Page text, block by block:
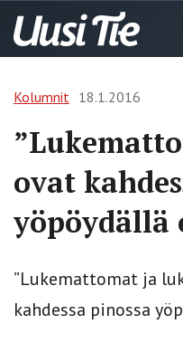
Kolumnit 18.1.2016
ovat
yöpöydällä
”Lukemattomat ja
kahdessa pinossa